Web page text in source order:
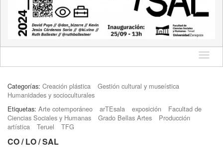
Idioma
Categorías: Creación plástica
Gestión cultural y museística
Humanidades y socioculturales
Etiquetas: Arte cotemporáneo arTEsala exposición
Facultad de
Ciencias Sociales y Humanas
Grado Bellas Artes
Producción
artística
Teruel TFG
CO / LO / SAL